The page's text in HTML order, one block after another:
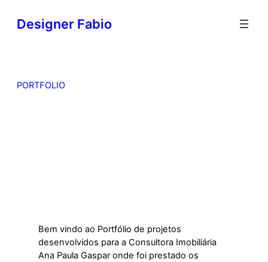
Designer Fabio
PORTFOLIO
Bem vindo ao Portfólio de projetos
desenvolvidos para a Consultora Imobiliária
Ana Paula Gaspar onde foi prestado os